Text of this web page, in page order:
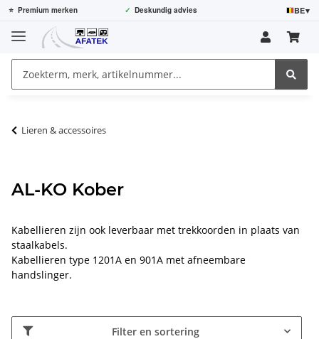
⭐ Premium merken ✓ Deskundig advies BE▾
Lieren & accessoires
AL-KO Kober
Kabellieren zijn ook leverbaar met trekkoorden in plaats van
staalkabels.
Kabellieren type 1201A en 901A met afneembare
handslinger.
Filter en sortering